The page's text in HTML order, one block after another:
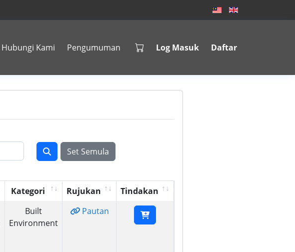
Hubungi Kami Pengumuman Log Masuk Daftar
Set Semula
Kategori Rujukan
Tindakan
Built
Environment
Pautan